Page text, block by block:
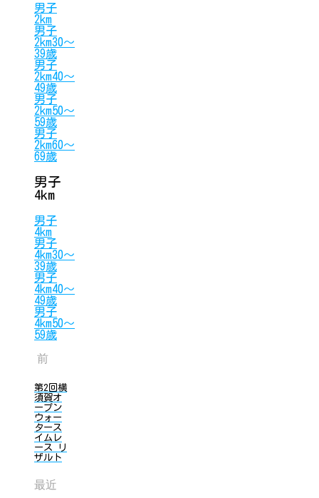
男子
2km
男子
2km30〜
39歳
男子
2km40〜
49歳
男子
2km50〜
59歳
男子
2km60〜
69歳
男子
4km
男子
4km
男子
4km30〜
39歳
男子
4km40〜
49歳
男子
4km50〜
59歳
前
第2回横
須賀オ
ープン
ウォー
タース
イムレ
ース リ
ザルト
最近